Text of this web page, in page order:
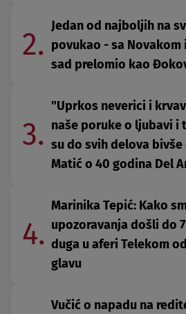
2.
Jedan od najboljih na
povukao - sa Novakom
sad prelomio kao
3.
"Uprkos neverici i
naše poruke o ljubavi i
su do svih delova bivše
Matić o 40 godina Del
4.
Marinika Tepić: Kako
upozoravanja došli do
duga u aferi Telekom
glavu
Vučić o napadu na